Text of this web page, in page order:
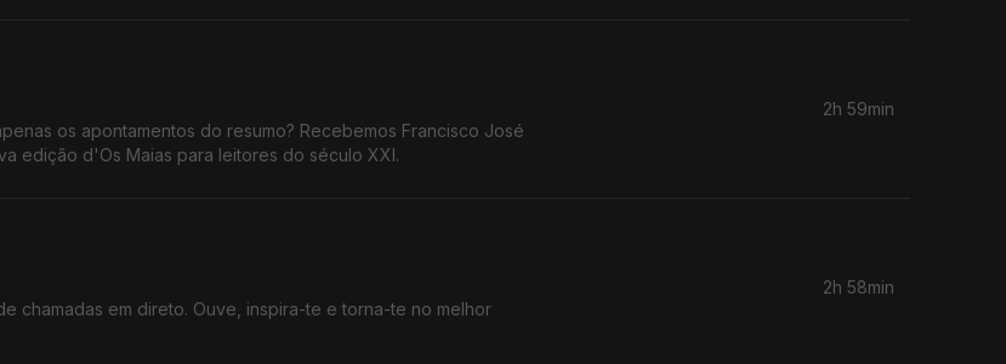
os apontamentos do resumo? Recebemos Francisco José
edição d'Os Maias para leitores do século XXI.
2h 59min
chamadas em direto. Ouve, inspira-te e torna-te no melhor
2h 58min